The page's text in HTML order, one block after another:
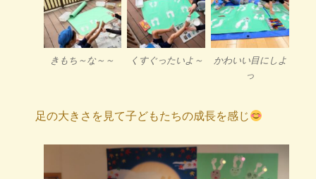
きもち～な～～ くすぐったいよ～
かわいい目にしよ
っ
足の大きさを見て子どもたちの成長を感じ